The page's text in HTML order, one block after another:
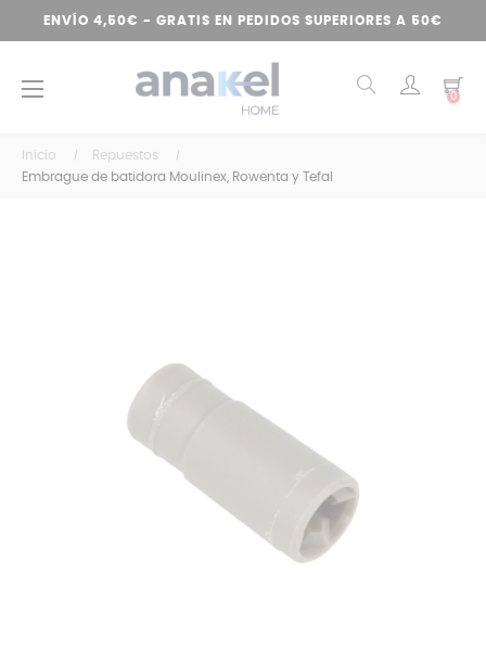
ENVÍO 4,50€ - GRATIS EN PEDIDOS SUPERIORES A 50€
Navegación
☰ 0
Inicio
Repuestos
Embrague de batidora Moulinex, Rowenta y Tefal